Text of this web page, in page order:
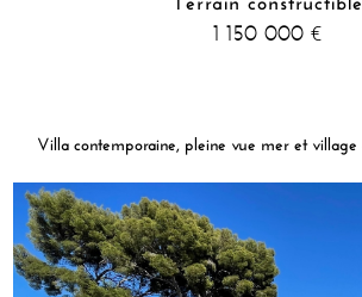
Terrain constructible
1 150 000 €